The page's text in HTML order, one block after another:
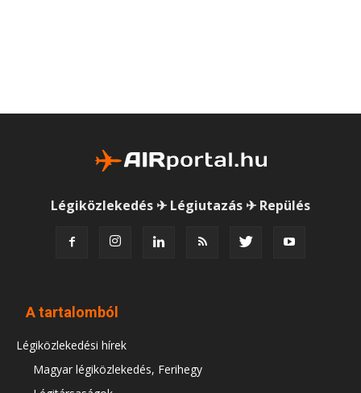
Légiközlekedés ✈ Légiutazás ✈ Repülés
A tartalomból
Légiközlekedési hírek
Magyar légiközlekedés, Ferihegy